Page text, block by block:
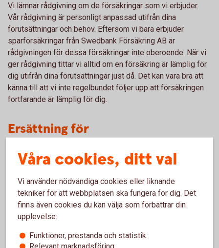
Vi lämnar rådgivning om de försäkringar som vi erbjuder.
Vår rådgivning är personligt anpassad utifrån dina
förutsättningar och behov. Eftersom vi bara erbjuder
sparförsäkringar från Swedbank Försäkring AB är
rådgivningen för dessa försäkringar inte oberoende. När vi
ger rådgivning tittar vi alltid om en försäkring är lämplig för
dig utifrån dina förutsättningar just då. Det kan vara bra att
känna till att vi inte regelbundet följer upp att försäkringen
fortfarande är lämplig för dig.
Ersättning för
När vi förmedlar försäkringar får vi ersättning från
försäkringsbolagen. Du som kund betalar bara de avgifter
som framgår av din försäkring och de ersättningar vi får
innebär ingen ytterligare kostnad för dig.
Vi får olika typer av ersättning beroende på vilken typ av
försäkring det gäller. Till exempel finns det en fast
ersättning när försäkringen tecknas och ersättning i form av
Våra cookies, ditt val
Vi använder nödvändiga cookies eller liknande
tekniker för att webbplatsen ska fungera för dig. Det
finns även cookies du kan välja som förbättrar din
upplevelse:
Funktioner, prestanda och statistik
Relevant marknadsföring